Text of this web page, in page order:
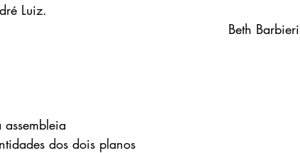
Luiz.
Beth Barbieri
dos dois planos